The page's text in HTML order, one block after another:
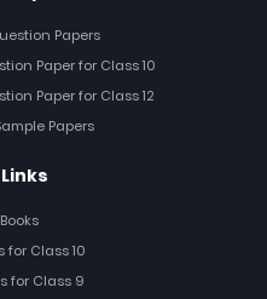
Papers
Paper for Class 10
Paper for Class 12
Papers
for Class 10
for Class 9